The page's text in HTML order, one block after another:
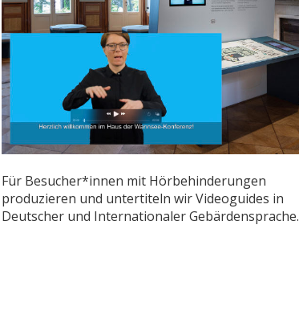
Für Besucher*innen mit Hörbehinderungen
produzieren und untertiteln wir Videoguides in
Deutscher und Internationaler Gebärdensprache.